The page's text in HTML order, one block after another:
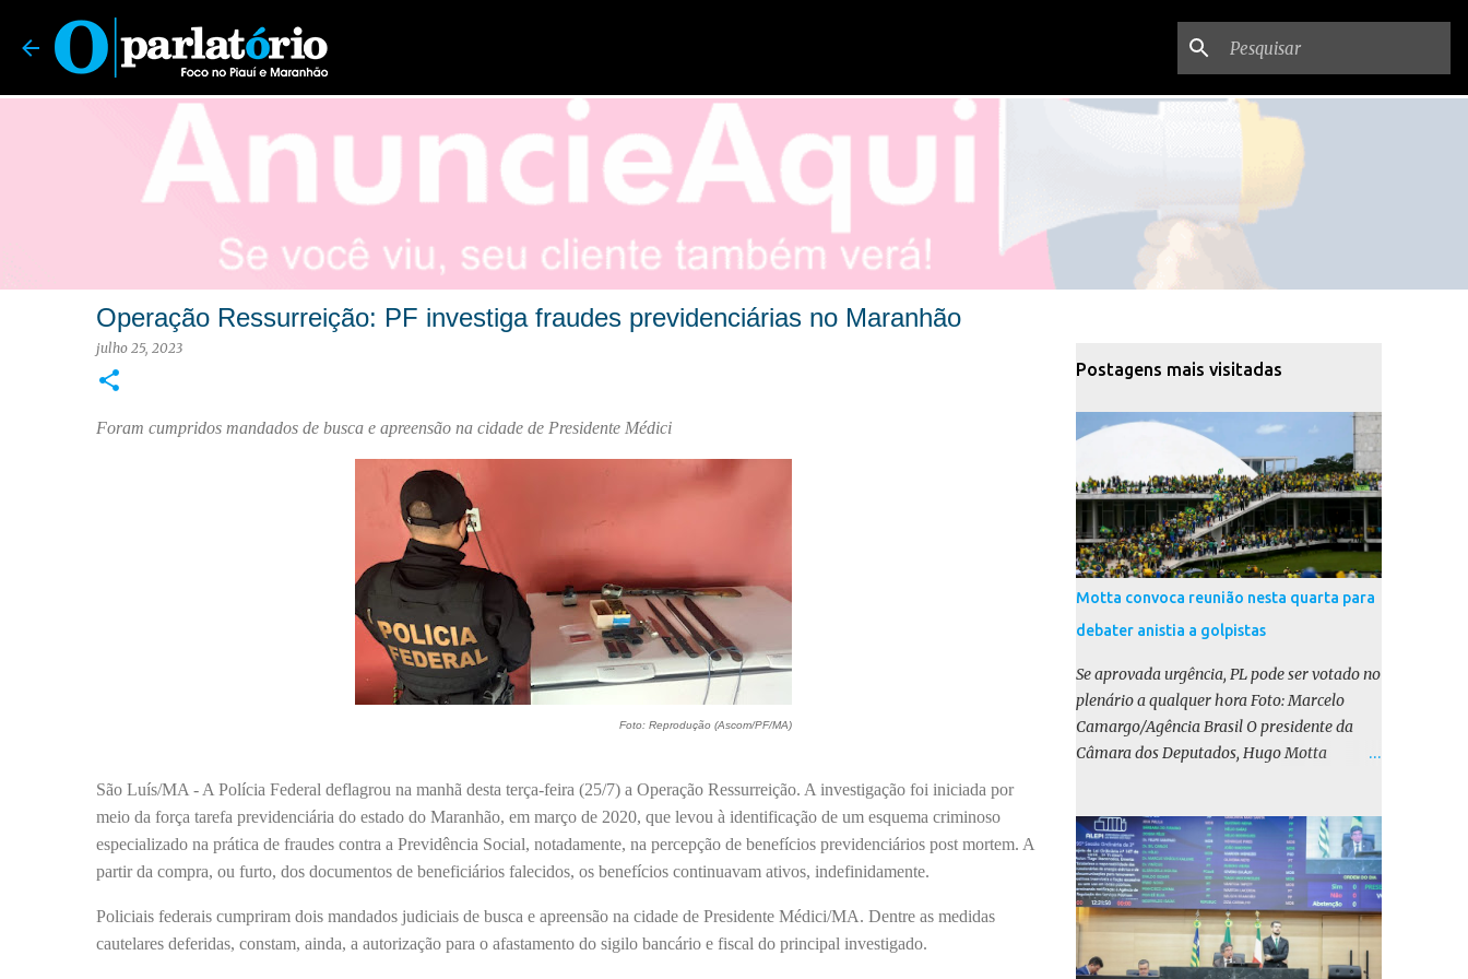
O Parlatório | Foco no Piauí e Maranhão
Operação Ressurreição: PF investiga fraudes previdenciárias no Maranhão
julho 25, 2023
Foram cumpridos mandados de busca e apreensão na cidade de Presidente Médici
Foto: Reprodução (Ascom/PF/MA)
São Luís/MA - A Polícia Federal deflagrou na manhã desta terça-feira (25/7) a Operação Ressurreição. A investigação foi iniciada por
meio da força tarefa previdenciária do estado do Maranhão, em março de 2020, que levou à identificação de um esquema criminoso
especializado na prática de fraudes contra a Previdência Social, notadamente, na percepção de benefícios previdenciários post mortem. A
partir da compra, ou furto, dos documentos de beneficiários falecidos, os benefícios continuavam ativos, indefinidamente.
Policiais federais cumpriram dois mandados judiciais de busca e apreensão na cidade de Presidente Médici/MA. Dentre as medidas
cautelares deferidas, constam, ainda, a autorização para o afastamento do sigilo bancário e fiscal do principal investigado.
Postagens mais visitadas
Motta convoca reunião nesta quarta para
debater anistia a golpistas
Se aprovada urgência, PL pode ser votado no
plenário a qualquer hora Foto: Marcelo
Camargo/Agência Brasil O presidente da
Câmara dos Deputados, Hugo Motta
líderes para discutir a votação da urgência
para o projeto de lei (PL) que prevê a anistia
aos condenados por tentativa de golpe de
Estado. Motta disse, em uma rede social, que
a reunião vai “deliberar sobre a urgência dos
projetos que tratam do acontecido em 8 de